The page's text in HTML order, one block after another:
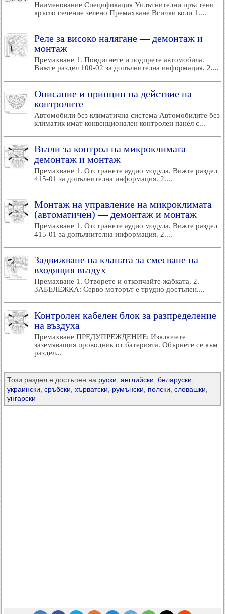
Наименование Спецификация Уплътнителни пръстени
кръгло сечение зелено Премахване Всички коли 1....
Реле за високо налягане — демонтаж и
монтаж
Премахване 1. Повдигнете и подпрете автомобила.
Вижте раздел 100-02 за допълнителна информация. 2....
Описание и принцип на действие на
контролите
Автомобили без климатична система Автомобилите без
климатик имат конвенционален контролен панел с...
Възли за контрол на микроклимата —
демонтаж и монтаж
Премахване 1. Отстранете аудио модула. Вижте раздел
415-01 за допълнителна информация. 2....
Монтаж на управление на микроклимата
(автоматичен) — демонтаж и монтаж
Премахване 1. Отстранете аудио модула. Вижте раздел
415-01 за допълнителна информация. 2....
Задвижване на клапата за смесване на
входящия въздух
Премахване 1. Отворете и откопчайте жабката. 2.
ЗАБЕЛЕЖКА: Серво моторът е трудно достъпен....
Контролен кабелен блок за разпределение
на въздуха
Премахване ПРЕДУПРЕЖДЕНИЕ: Изключете
заземяващия проводник от батерията. Обърнете се към
раздел...
Този раздел е достъпен на руски английски беларуски
украински сръбски хърватски румънски полски словашки
унгарски